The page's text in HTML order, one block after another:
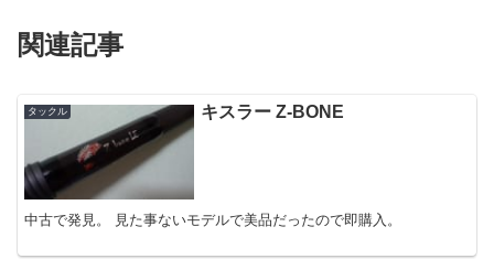
関連記事
タックル キスラー Z-BONE
中古で発見。 見た事ないモデルで美品だったので即購入。